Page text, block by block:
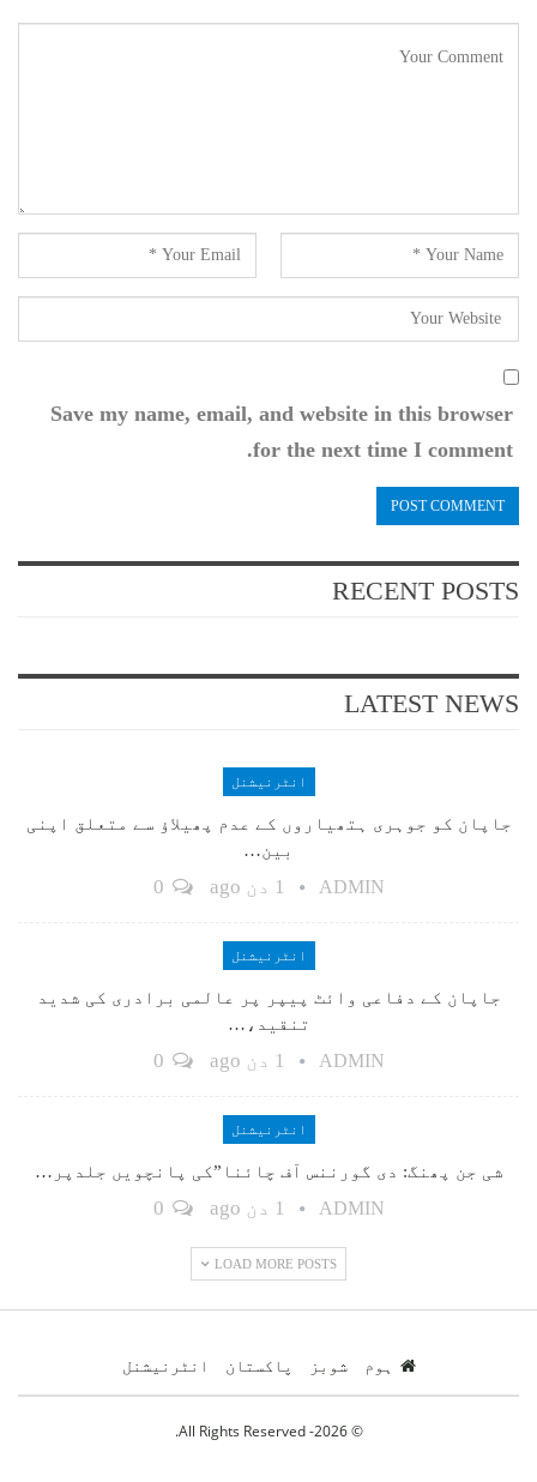
Save my name, email, and website in this browser
for the next time I comment.
RECENT POSTS
LATEST NEWS
انٹرنیشنل
جاپان کو جوہری ہتھیاروں کے عدم پھیلاؤ سے متعلق اپنی
بین…
ADMIN 1 دن ago
انٹرنیشنل
جاپان کے دفاعی وائٹ پیپر پر عالمی برادری کی شدید
تنقید،…
ADMIN 1 دن ago
انٹرنیشنل
شی جن پھنگ: دی گورننس آف چائنا”کی پانچویں جلدپر…
ADMIN 1 دن ago
LOAD MORE POSTS
ہوم شوبز پاکستان انٹرنیشنل
© 2026- All Rights Reserved.